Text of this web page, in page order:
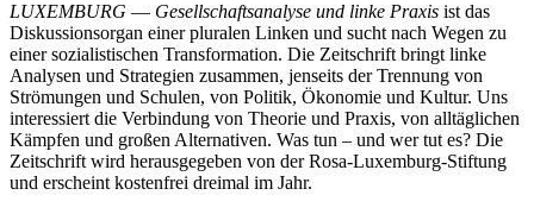
LUXEMBURG — Gesellschaftsanalyse und linke Praxis ist das
Diskussionsorgan einer pluralen Linken und sucht nach Wegen zu
einer sozialistischen Transformation. Die Zeitschrift bringt linke
Analysen und Strategien zusammen, jenseits der Trennung von
Strömungen und Schulen, von Politik, Ökonomie und Kultur. Uns
interessiert die Verbindung von Theorie und Praxis, von alltäglichen
Kämpfen und großen Alternativen. Was tun – und wer tut es? Die
Zeitschrift wird herausgegeben von der Rosa-Luxemburg-Stiftung
und erscheint kostenfrei dreimal im Jahr.